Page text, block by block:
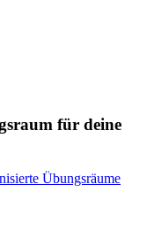
für deine
Übungsräume